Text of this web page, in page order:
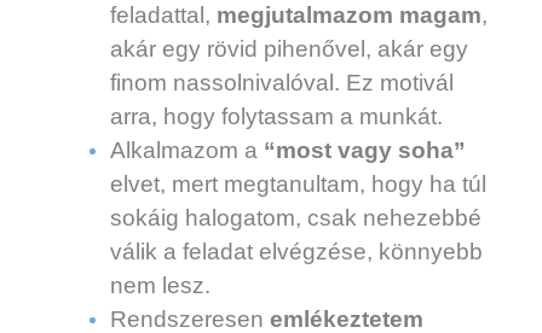
feladattal, megjutalmazom magam,
akár egy rövid pihenővel, akár egy
finom nassolnivalóval. Ez motivál
arra, hogy folytassam a munkát.
Alkalmazom a “most vagy soha”
elvet, mert megtanultam, hogy ha túl
sokáig halogatom, csak nehezebbé
válik a feladat elvégzése, könnyebb
nem lesz.
Rendszeresen emlékeztetem